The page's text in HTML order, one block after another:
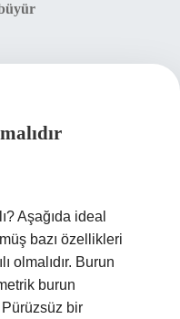
Aşağıda ideal
bazı özellikleri
olmalıdır. Burun
burun
Pürüzsüz bir